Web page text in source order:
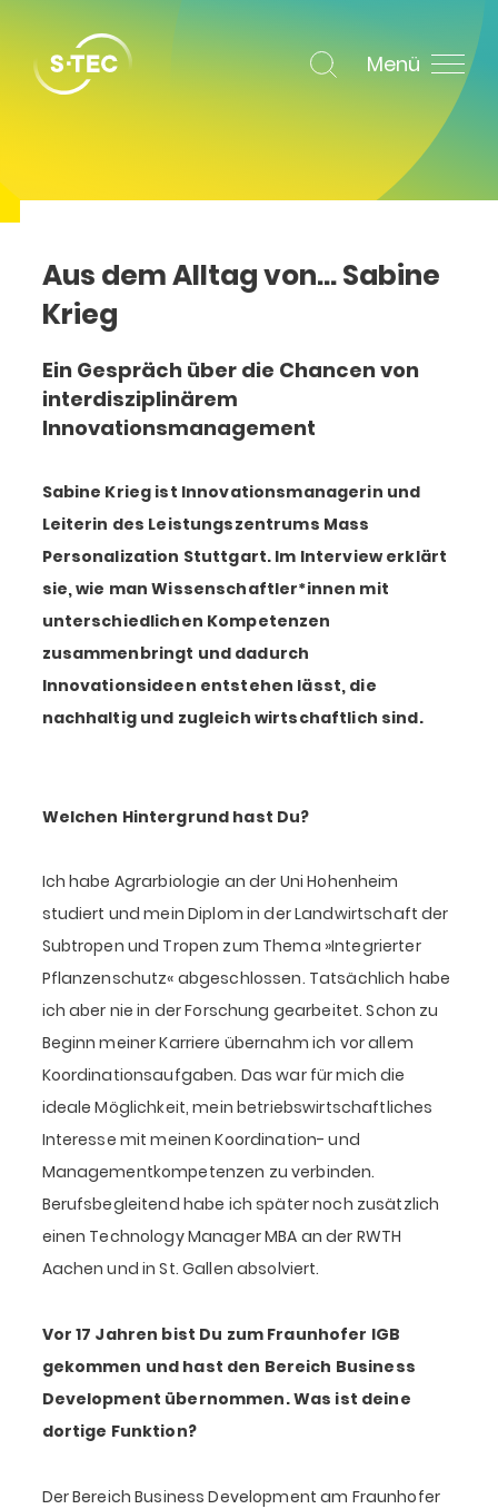
Menü
Aus dem Alltag von… Sabine
Krieg
Ein Gespräch über die Chancen von
interdisziplinärem
Innovationsmanagement
Sabine Krieg ist Innovationsmanagerin und
Leiterin des Leistungszentrums Mass
Personalization Stuttgart. Im Interview erklärt
sie, wie man Wissenschaftler*innen mit
unterschiedlichen Kompetenzen
zusammenbringt und dadurch
Innovationsideen entstehen lässt, die
nachhaltig und zugleich wirtschaftlich sind.
Welchen Hintergrund hast Du?
Ich habe Agrarbiologie an der Uni Hohenheim
studiert und mein Diplom in der Landwirtschaft der
Subtropen und Tropen zum Thema »Integrierter
Pflanzenschutz« abgeschlossen. Tatsächlich habe
ich aber nie in der Forschung gearbeitet. Schon zu
Beginn meiner Karriere übernahm ich vor allem
Koordinationsaufgaben. Das war für mich die
ideale Möglichkeit, mein betriebswirtschaftliches
Interesse mit meinen Koordination- und
Managementkompetenzen zu verbinden.
Berufsbegleitend habe ich später noch zusätzlich
einen Technology Manager MBA an der RWTH
Aachen und in St. Gallen absolviert.
Vor 17 Jahren bist Du zum Fraunhofer IGB
gekommen und hast den Bereich Business
Development übernommen. Was ist deine
dortige Funktion?
Der Bereich Business Development am Fraunhofer